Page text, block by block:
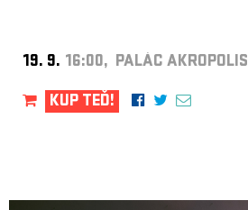
19. 9. 16:00, PALÁC AKROPOLIS
KUP TEĎ!